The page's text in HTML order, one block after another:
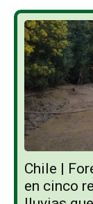
Chile |
en cinco